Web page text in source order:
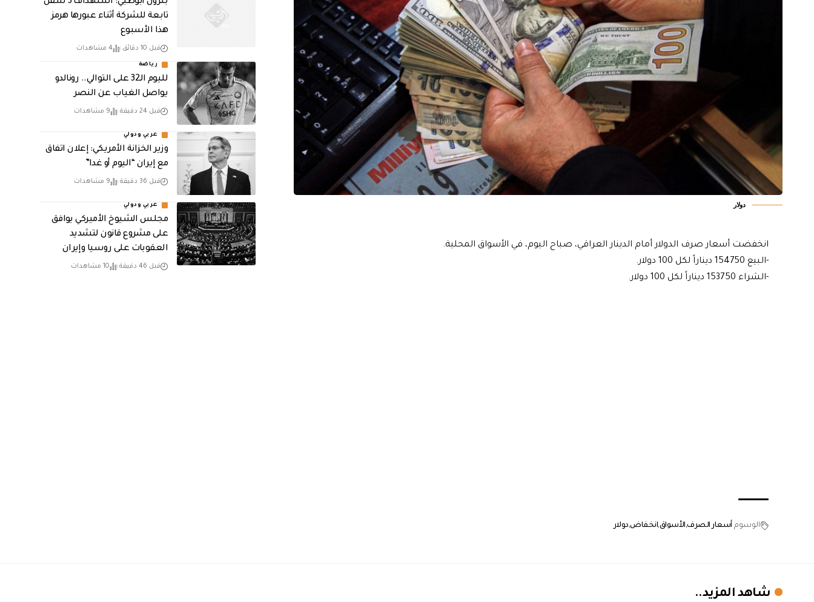
دولار
انخفضت أسعار صرف الدولار أمام الدينار العراقي، صباح اليوم، في الأسواق المحلية.
-البيع 154750 ديناراً لكل 100 دولار.
-الشراء 153750 ديناراً لكل 100 دولار.
الوسوم أسعار الصرف الأسواق انخفاض دولار
تابعة للشركة أثناء عبورها هرمز
هذا الأسبوع
قبل 10 دقائق 4 مشاهدات
رياضة
لليوم الـ32 على التوالي.. رونالدو
يواصل الغياب عن النصر
قبل 24 دقيقة 9 مشاهدات
عربي ودولي
وزير الخزانة الأمريكي: إعلان اتفاق
مع إيران “اليوم أو غدا”
قبل 36 دقيقة 9 مشاهدات
عربي ودولي
مجلس الشيوخ الأميركي يوافق
على مشروع قانون لتشديد
العقوبات على روسيا وإيران
قبل 46 دقيقة 10 مشاهدات
شاهد المزيد..